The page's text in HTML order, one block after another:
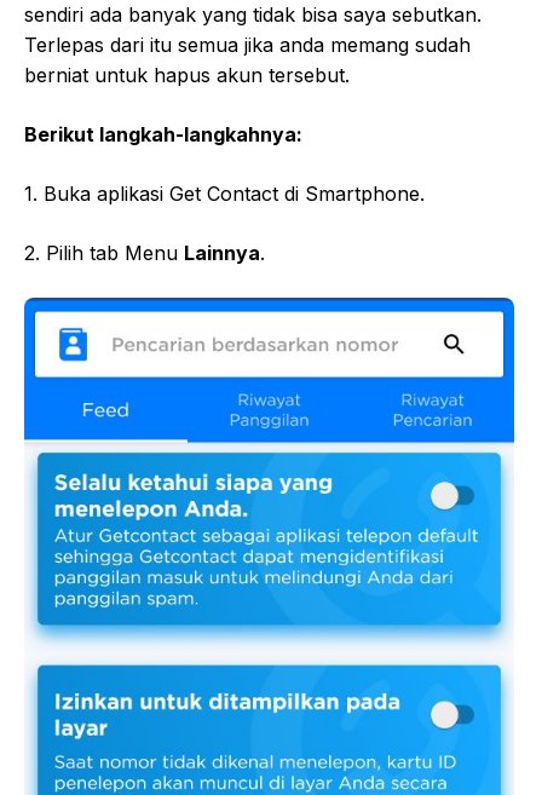
sendiri ada banyak yang tidak bisa saya sebutkan.
Terlepas dari itu semua jika anda memang sudah
berniat untuk hapus akun tersebut.
Berikut langkah-langkahnya:
1. Buka aplikasi Get Contact di Smartphone.
2. Pilih tab Menu Lainnya.